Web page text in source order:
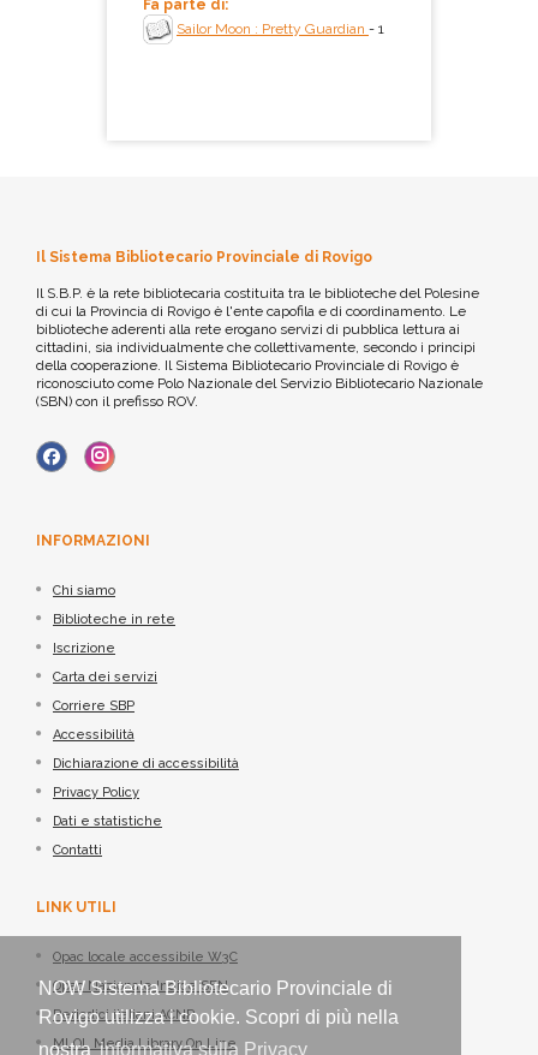
NOW Sistema Bibliotecario Provinciale di
Rovigo utilizza i cookie. Scopri di più nella
nostrainformativa sulla Privacy
Fa parte di:
Sailor Moon : Pretty Guardian - 1
Il Sistema Bibliotecario Provinciale di Rovigo
Il S.B.P. è la rete bibliotecaria costituita tra le biblioteche del Polesine
di cui la Provincia di Rovigo è l'ente capofila e di coordinamento. Le
biblioteche aderenti alla rete erogano servizi di pubblica lettura ai
cittadini, sia individualmente che collettivamente, secondo i principi
della cooperazione. Il Sistema Bibliotecario Provinciale di Rovigo è
riconosciuto come Polo Nazionale del Servizio Bibliotecario Nazionale
(SBN) con il prefisso ROV.
INFORMAZIONI
Chi siamo
Biblioteche in rete
Iscrizione
Carta dei servizi
Corriere SBP
Accessibilità
Dichiarazione di accessibilità
Privacy Policy
Dati e statistiche
Contatti
LINK UTILI
Opac locale accessibile W3C
Opac Nazionale Indice SBN
Periodici italiani ACNP
MLOL Media Library On Line